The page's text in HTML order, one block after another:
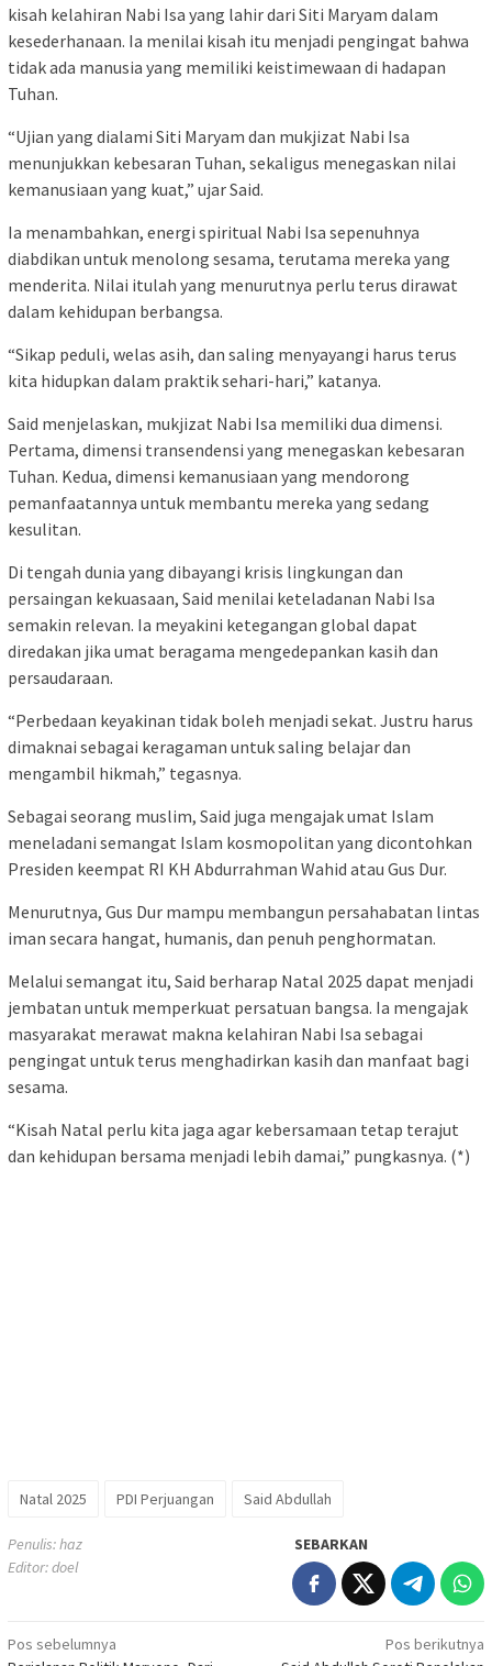
kisah kelahiran Nabi Isa yang lahir dari Siti Maryam dalam
kesederhanaan. Ia menilai kisah itu menjadi pengingat bahwa
tidak ada manusia yang memiliki keistimewaan di hadapan
Tuhan.
“Ujian yang dialami Siti Maryam dan mukjizat Nabi Isa
menunjukkan kebesaran Tuhan, sekaligus menegaskan nilai
kemanusiaan yang kuat,” ujar Said.
Ia menambahkan, energi spiritual Nabi Isa sepenuhnya
diabdikan untuk menolong sesama, terutama mereka yang
menderita. Nilai itulah yang menurutnya perlu terus dirawat
dalam kehidupan berbangsa.
“Sikap peduli, welas asih, dan saling menyayangi harus terus
kita hidupkan dalam praktik sehari-hari,” katanya.
Said menjelaskan, mukjizat Nabi Isa memiliki dua dimensi.
Pertama, dimensi transendensi yang menegaskan kebesaran
Tuhan. Kedua, dimensi kemanusiaan yang mendorong
pemanfaatannya untuk membantu mereka yang sedang
kesulitan.
Di tengah dunia yang dibayangi krisis lingkungan dan
persaingan kekuasaan, Said menilai keteladanan Nabi Isa
semakin relevan. Ia meyakini ketegangan global dapat
diredakan jika umat beragama mengedepankan kasih dan
persaudaraan.
“Perbedaan keyakinan tidak boleh menjadi sekat. Justru harus
dimaknai sebagai keragaman untuk saling belajar dan
mengambil hikmah,” tegasnya.
Sebagai seorang muslim, Said juga mengajak umat Islam
meneladani semangat Islam kosmopolitan yang dicontohkan
Presiden keempat RI KH Abdurrahman Wahid atau Gus Dur.
Menurutnya, Gus Dur mampu membangun persahabatan lintas
iman secara hangat, humanis, dan penuh penghormatan.
Melalui semangat itu, Said berharap Natal 2025 dapat menjadi
jembatan untuk memperkuat persatuan bangsa. Ia mengajak
masyarakat merawat makna kelahiran Nabi Isa sebagai
pengingat untuk terus menghadirkan kasih dan manfaat bagi
sesama.
“Kisah Natal perlu kita jaga agar kebersamaan tetap terajut
dan kehidupan bersama menjadi lebih damai,” pungkasnya. (*)
Natal 2025 PDI Perjuangan Said Abdullah
Penulis: haz
Editor: doel
SEBARKAN
Navigasi
Pos sebelumnya
Pos berikutnya